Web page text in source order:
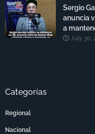
Sergio
anuncia
a
July 30,
Categorías
Regional
Nacional